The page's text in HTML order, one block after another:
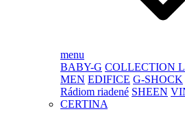
menu
BABY-G COLLECTION
MEN EDIFICE G-SHOCK
Rádiom riadené SHEEN
CERTINA